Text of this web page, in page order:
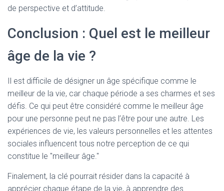
de perspective et d’attitude.
Conclusion : Quel est le meilleur
âge de la vie ?
Il est difficile de désigner un âge spécifique comme le
meilleur de la vie, car chaque période a ses charmes et ses
défis. Ce qui peut être considéré comme le meilleur âge
pour une personne peut ne pas l’être pour une autre. Les
expériences de vie, les valeurs personnelles et les attentes
sociales influencent tous notre perception de ce qui
constitue le "meilleur âge."
Finalement, la clé pourrait résider dans la capacité à
apprécier chaque étape de la vie, à apprendre des